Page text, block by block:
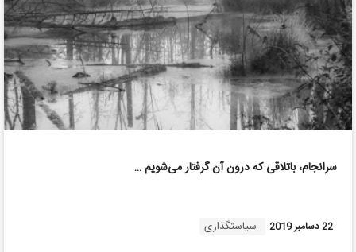
سرانجام، باتلاقی که درون آن گرفتار می‌شویم …
22 دسامبر 2019 سیاستگذاری